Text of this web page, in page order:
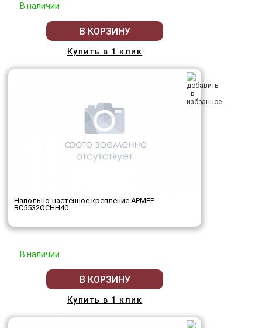
В наличии
В КОРЗИНУ
Купить в 1 клик
Напольно-настенное крепление АРМЕР
ВС5532ОСНН40
В наличии
В КОРЗИНУ
Купить в 1 клик